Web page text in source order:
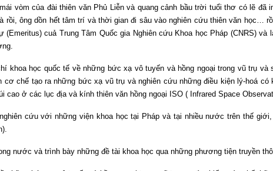
vòm của đài thiên văn Phủ Liễn và quang cảnh bầu trời tuổi thơ có lẽ
ông dồn hết tâm trí và thời gian đi sâu vào nghiên cứu thiên văn học…
cuả Trung Tâm Quốc gia Nghiên cứu Khoa học Pháp (CNRS)
khoa học quốc tế về những bức xạ vô tuyến và hồng ngoại trong vũ trụ
chế tạo ra những bức xạ vũ trụ và nghiên cứu những điều kiện lý-hoá
ở các lục địa và kính thiên văn hồng ngoại ISO ( Infrared Space
cứu với những viện khoa học tại Pháp và tại nhiều nước trên thế
nước và trình bày những đề tài khoa học qua những phương tiện truyền